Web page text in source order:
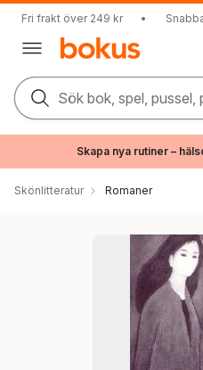
Fri frakt över 249 kr •
Sök bok, spel, pussel,
Skapa nya rutiner –
Skönlitteratur Romaner